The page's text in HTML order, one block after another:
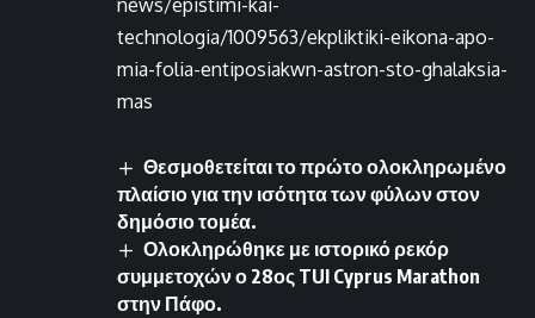
news/epistimi-kai-
technologia/1009563/ekpliktiki-eikona-apo-
mia-folia-entiposiakwn-astron-sto-ghalaksia-
mas
Θεσμοθετείται το πρώτο ολοκληρωμένο
πλαίσιο για την ισότητα των φύλων στον
δημόσιο τομέα.
Ολοκληρώθηκε με ιστορικό ρεκόρ
συμμετοχών ο 28ος TUI Cyprus Marathon
στην Πάφο.